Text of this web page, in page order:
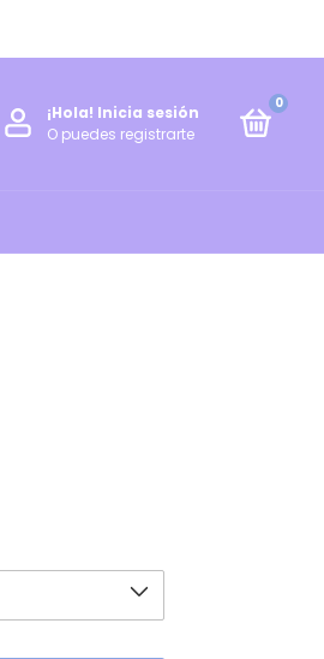
¡Hola! Inicia sesión
O puedes registrarte
0